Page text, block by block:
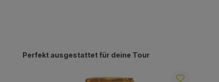
Produktgalerie überspringen
Perfekt ausgestattet für deine Tour